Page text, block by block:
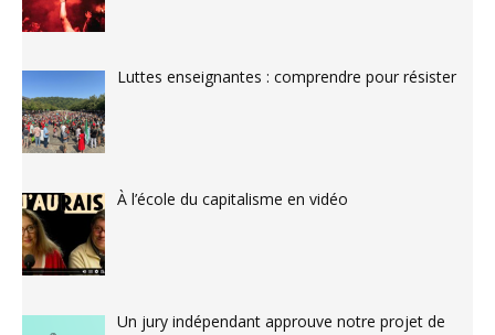
Luttes enseignantes : comprendre pour résister
À l’école du capitalisme en vidéo
Un jury indépendant approuve notre projet de